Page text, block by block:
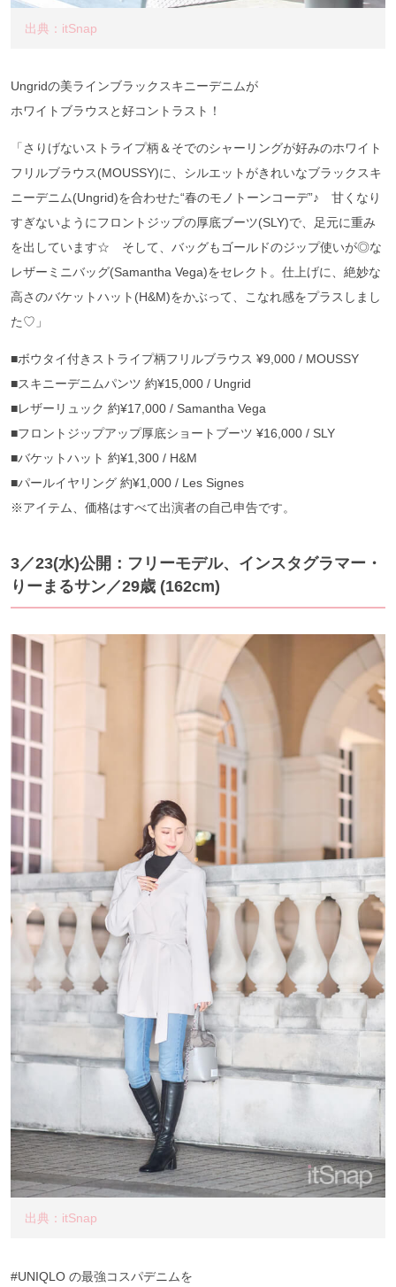
出典：itSnap
Ungridの美ラインブラックスキニーデニムが
ホワイトブラウスと好コントラスト！
「さりげないストライプ柄＆そでのシャーリングが好みのホワイト
フリルブラウス(MOUSSY)に、シルエットがきれいなブラックスキ
ニーデニム(Ungrid)を合わせた“春のモノトーンコーデ”♪ 甘くなり
すぎないようにフロントジップの厚底ブーツ(SLY)で、足元に重み
を出しています☆ そして、バッグもゴールドのジップ使いが◎な
レザーミニバッグ(Samantha Vega)をセレクト。仕上げに、絶妙な
高さのバケットハット(H&M)をかぶって、こなれ感をプラスしまし
た♡」
■ボウタイ付きストライプ柄フリルブラウス ¥9,000 / MOUSSY
■スキニーデニムパンツ 約¥15,000 / Ungrid
■レザーリュック 約¥17,000 / Samantha Vega
■フロントジップアップ厚底ショートブーツ ¥16,000 / SLY
■バケットハット 約¥1,300 / H&M
■パールイヤリング 約¥1,000 / Les Signes
※アイテム、価格はすべて出演者の自己申告です。
3／23(水)公開：フリーモデル、インスタグラマー・
りーまるサン／29歳 (162cm)
出典：itSnap
#UNIQLO の最強コスパデニムを